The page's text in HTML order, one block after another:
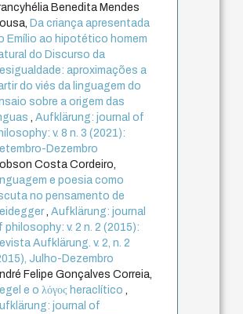
Benedita Mendes
Da criança apresentada
Emílio ao hipotético homem
do Discurso da
aproximações a
do viés da linguagem do
sobre a origem das
,Aufklärung: journal of
v. 8 n. 3 (2021):
Dezembro
Costa Cordeiro,
e poesia como
no pensamento de
,Aufklärung: journal
philosophy: v. 2 n. 2 (2015):
Aufklärung. v. 2, n. 2
Julho-Dezembro
Felipe Gonçalves Correia,
e o λόγος heraclítico
journal of